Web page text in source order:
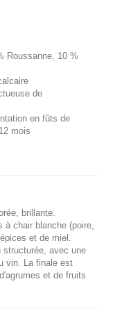
Roussanne, 10 %
de
en fûts de
mois
brillante.
à chair blanche (poire,
et de miel.
structurée, avec une
vin. La finale est
et de fruits